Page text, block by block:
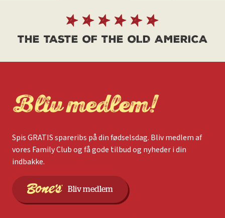
THE TASTE OF THE OLD AMERICA
Bliv medlem!
Spis GRATIS spareribs på din fødselsdag. Bliv medlem af
vores Family Club og få gode tilbud og nyheder i din
indbakke.
Bliv medlem